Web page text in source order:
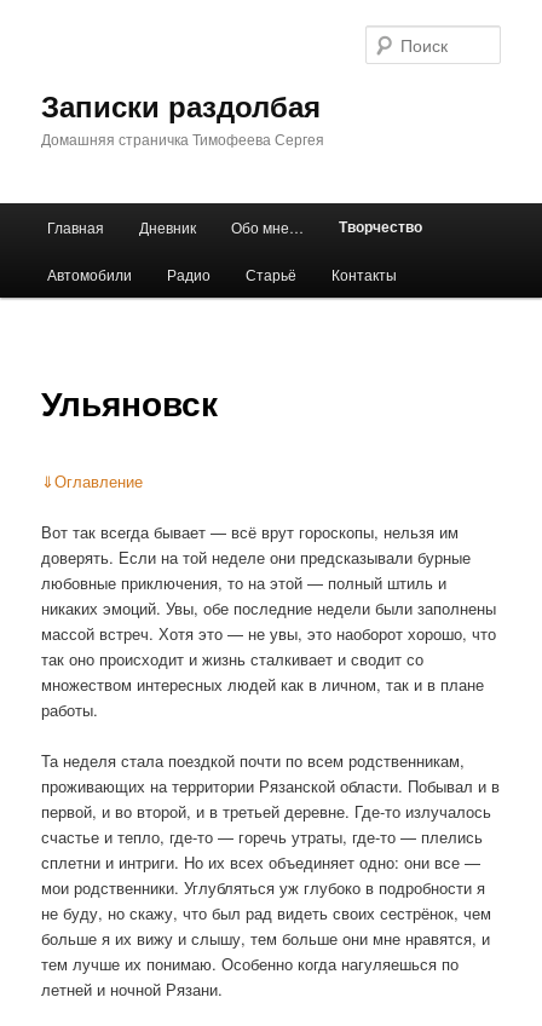
Записки раздолбая
Домашняя страничка Тимофеева Сергея
Главная Дневник Обо мне… Творчество
Автомобили Радио Старьё Контакты
Ульяновск
⇓Оглавление
Вот так всегда бывает — всё врут гороскопы, нельзя им
доверять. Если на той неделе они предсказывали бурные
любовные приключения, то на этой — полный штиль и
никаких эмоций. Увы, обе последние недели были заполнены
массой встреч. Хотя это — не увы, это наоборот хорошо, что
так оно происходит и жизнь сталкивает и сводит со
множеством интересных людей как в личном, так и в плане
работы.
Та неделя стала поездкой почти по всем родственникам,
проживающих на территории Рязанской области. Побывал и в
первой, и во второй, и в третьей деревне. Где-то излучалось
счастье и тепло, где-то — горечь утраты, где-то — плелись
сплетни и интриги. Но их всех объединяет одно: они все —
мои родственники. Углубляться уж глубоко в подробности я
не буду, но скажу, что был рад видеть своих сестрёнок, чем
больше я их вижу и слышу, тем больше они мне нравятся, и
тем лучше их понимаю. Особенно когда нагуляешься по
летней и ночной Рязани.